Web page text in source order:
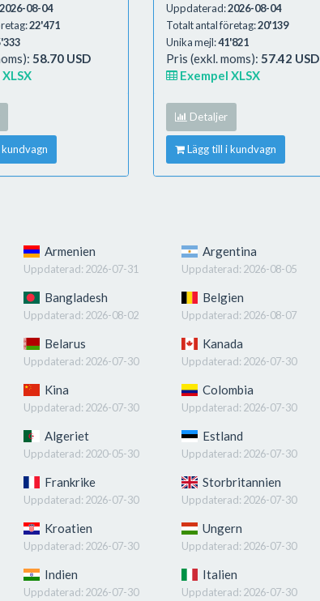
2026-08-04
22'471
58.70 USD
Uppdaterad:2026-08-04
Totalt antal företag:20'139
Unika mejl:41'821
Pris (exkl. moms): 57.42 USD
Exempel XLSX
Detaljer
Lägg till i kundvagn
Armenien
Uppdaterad: 2026-07-31
Argentina
Uppdaterad: 2026-08-05
Bangladesh
Uppdaterad: 2026-08-02
Belgien
Uppdaterad: 2026-08-07
Belarus
Uppdaterad: 2026-07-30
Kanada
Uppdaterad: 2026-07-30
Kina
Uppdaterad: 2026-07-30
Colombia
Uppdaterad: 2026-07-30
Algeriet
Uppdaterad: 2020-05-30
Estland
Uppdaterad: 2026-07-30
Frankrike
Uppdaterad: 2026-07-30
Storbritannien
Uppdaterad: 2026-07-30
Kroatien
Uppdaterad: 2026-07-30
Ungern
Uppdaterad: 2026-07-30
Indien
Uppdaterad: 2026-07-30
Italien
Uppdaterad: 2026-07-30